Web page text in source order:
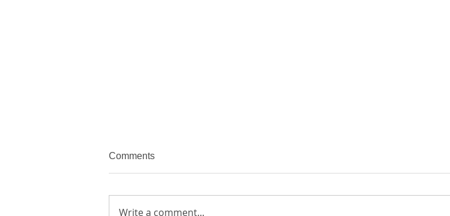
Comments
Write a comment...